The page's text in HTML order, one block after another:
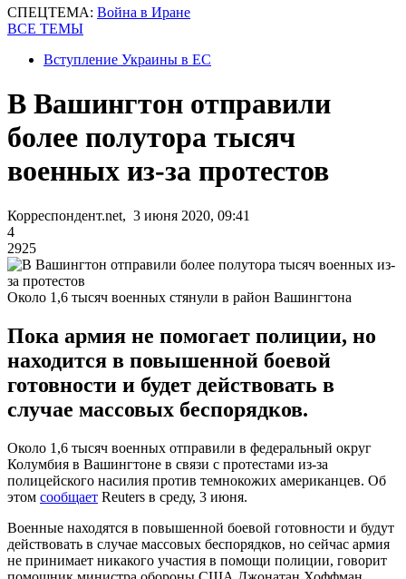
СПЕЦТЕМА: Война в Иране
ВСЕ ТЕМЫ
Вступление Украины в ЕС
В Вашингтон отправили
более полутора тысяч
военных из-за протестов
Корреспондент.net, 3 июня 2020, 09:41
4
2925
Около 1,6 тысяч военных стянули в район Вашингтона
Пока армия не помогает полиции, но
находится в повышенной боевой
готовности и будет действовать в
случае массовых беспорядков.
Около 1,6 тысяч военных отправили в федеральный округ
Колумбия в Вашингтоне в связи с протестами из-за
полицейского насилия против темнокожих американцев. Об
этом сообщает Reuters в среду, 3 июня.
Военные находятся в повышенной боевой готовности и будут
действовать в случае массовых беспорядков, но сейчас армия
не принимает никакого участия в помощи полиции, говорит